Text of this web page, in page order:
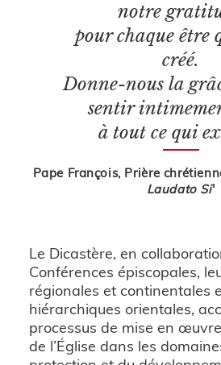
notre
pour chaque être
créé.
Donne-nous la
sentir
à tout ce qui
Pape François, Prière
Laudato Si'
Le Dicastère, en
Conférences épiscopales,
régionales et continentales
hiérarchiques orientales,
processus de mise en
de l’Église dans les